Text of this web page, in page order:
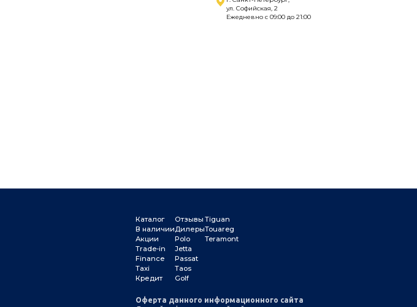
ул. Софийская, 2
Ежедневно с 09:00 до 21:00
Каталог
В наличии
Акции
Trade-in
Finance
Taxi
Кредит
Отзывы
Дилеры
Polo
Jetta
Passat
Taos
Golf
Tiguan
Touareg
Teramont
Оферта данного информационного сайта